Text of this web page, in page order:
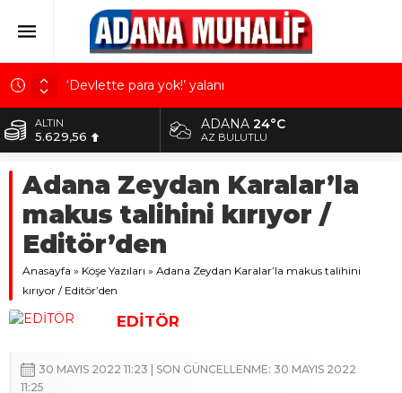
‘Devlette para yok!’ yalanı
Kuru meyve sektörü 2 milyar dolar ihracat hedefi
için Ankara’dan destek istedi
Mobilya ihracatında Avrupa ivmesi
Göz için “Akıllı Mercek” herkes için uygun mu?
Devletin iki bilançosu: Görünen bütçe, bütçe dışı
riskler ve hazineyi bekleyen yük
ALTIN
5.629,56
10.824,63
DOLAR
42,2340
48,8802
ADANA24°C
AZ BULUTLU
Adana Zeydan Karalar’la
makus talihini kırıyor /
Editör’den
Anasayfa » Köşe Yazıları » Adana Zeydan Karalar’la makus talihini
kırıyor / Editör’den
EDİTÖR
30 MAYIS 2022 11:23 | SON GÜNCELLENME: 30 MAYIS 2022
11:25